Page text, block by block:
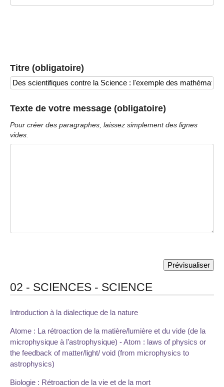
Titre (obligatoire)
Texte de votre message (obligatoire)
Pour créer des paragraphes, laissez simplement des lignes
vides.
02 - SCIENCES - SCIENCE
Introduction à la dialectique de la nature
Atome : La rétroaction de la matière/lumière et du vide (de la
microphysique à l’astrophysique) - Atom : laws of physics or
the feedback of matter/light/ void (from microphysics to
astrophysics)
Biologie : Rétroaction de la vie et de la mort